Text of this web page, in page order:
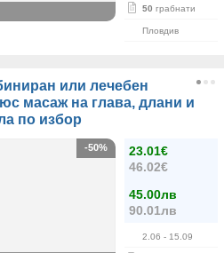
50 грабнати
Пловдив
или лечебен
масаж на глава, длани и
по избор
23.01€
46.02€
45.00лв
90.01лв
2.06 - 15.09
-50%